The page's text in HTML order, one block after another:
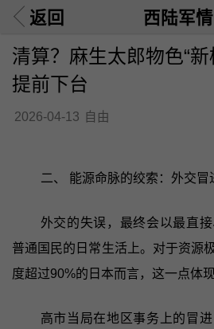
返回 西陆军情
清算？麻生太郎物色“
提前下台
2026-04-13 自由
二、 能源命脉的绞索：外交冒
外交的失误，最终会以最直
普通国民的日常生活上。对于资源
度超过90%的日本而言，这一点体
高市当局在地区事务上的冒